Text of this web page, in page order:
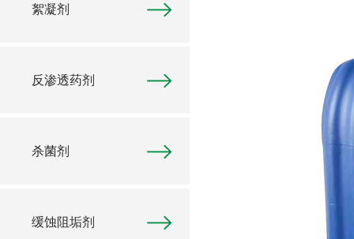
絮凝剂
反渗透药剂
杀菌剂
缓蚀阻垢剂